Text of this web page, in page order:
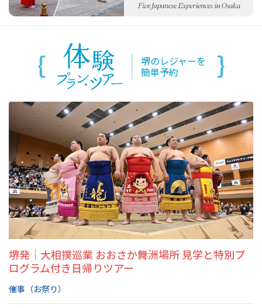
堺観光コンベンション協会について
協会について
協会からのお知らせ
旅行業約款及びご旅行条件書について
リンク集
for Business
堺のレジャーを
簡単予約
堺発｜大相撲巡業 おおさか舞洲場所 見学と特別プ
ログラム付き日帰りツアー
催事（お祭り）